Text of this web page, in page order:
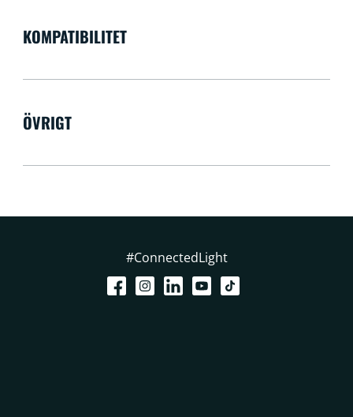
KOMPATIBILITET
ÖVRIGT
#ConnectedLight